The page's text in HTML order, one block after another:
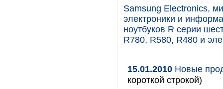
Samsung Electronics,
электроники и
ноутбуков R серии
R780, R580, R480 и
15.01.2010 Новые
короткой строкой)